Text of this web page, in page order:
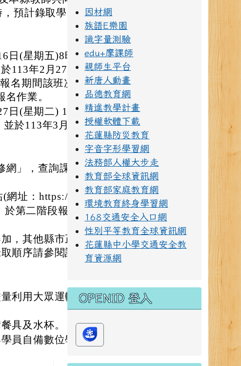
預計錄取學員761
日(星期五)8時起至1
113年2月27日(星期
名期間該班次已逾
作業。
日(星期二) 16時起
於113年3月11日
網」，查詢課程代
(網址：https://bit.ly/
於第二階段報名處點
，其他縣市正式教
順序請參閱計畫。
利用大眾運輸工
具及水杯。
員自備數位學習載
因材網
族語E樂園
識字量測驗
edu+摩課師
親師生平台
新唐人動畫
品德教育網
精進教學計畫
授權軟體下載
花蓮縣防災教育
字音字形學習網
法務部人權大步走
教育部全球資訊網
教育部家庭教育網
環境教育終身學習網
168交通安全入口網
性別平等教育全球資訊網
花蓮縣中小學交通安全教
育資源網
OPENID 登入